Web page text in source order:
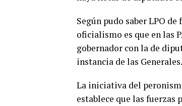
Según pudo saber LPO
oficialismo es que en las
gobernador con la de
instancia de las Generales.
La iniciativa del
establece que las